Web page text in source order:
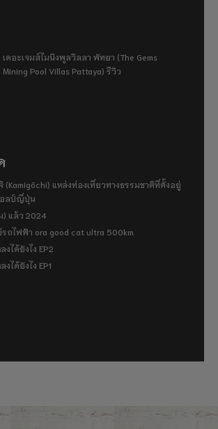
เดอะเจมส์ไมนิงพูลวิลลา พัทยา (The Gems
Mining Pool Villas Pattaya) รีวิว
(Kamigōchi) แหล่งท่องเที่ยวทางธรรมชาติที่ตั้งอยู่
อลป์ญี่ปุ่น
) แล้ว 2024
รถไฟฟ้า ora good cat ultra 500km
งได้ยังไง EP2
ได้ยังไง EP1